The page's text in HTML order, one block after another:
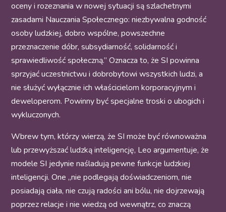
oceny i rozeznania w nowej sytuacji są szlachetnymi
zasadami Nauczania Społecznego: niezbywalna godność
osoby ludzkiej, dobro wspólne, powszechne
przeznaczenie dóbr, subsydiarność, solidarność i
sprawiedliwość społeczną.” Oznacza to, że SI powinna
sprzyjać uczestnictwu i dobrobytowi wszystkich ludzi, a
nie służyć wyłącznie ich właścicielom korporacyjnym i
deweloperom. Powinny być specjalne troski o ubogich i
wykluczonych.
Wbrew tym, którzy wierzą, że SI może być równoważna
lub przewyższać ludzką inteligencję, Leo argumentuje, że
modele SI jedynie naśladują pewne funkcje ludzkiej
inteligencji. One „nie podlegają doświadczeniom, nie
posiadają ciała, nie czują radości ani bólu, nie dojrzewają
poprzez relacje i nie wiedzą od wewnątrz, co znaczą